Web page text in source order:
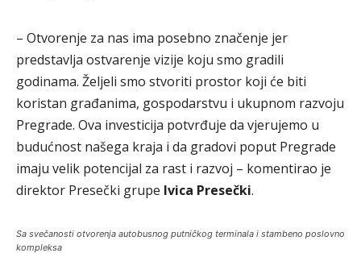
– Otvorenje za nas ima posebno značenje jer
predstavlja ostvarenje vizije koju smo gradili
godinama. Željeli smo stvoriti prostor koji će biti
koristan građanima, gospodarstvu i ukupnom razvoju
Pregrade. Ova investicija potvrđuje da vjerujemo u
budućnost našega kraja i da gradovi poput Pregrade
imaju velik potencijal za rast i razvoj – komentirao je
direktor Presečki grupe Ivica Presečki.
Sa svečanosti otvorenja autobusnog putničkog terminala i stambeno poslovno
kompleksa